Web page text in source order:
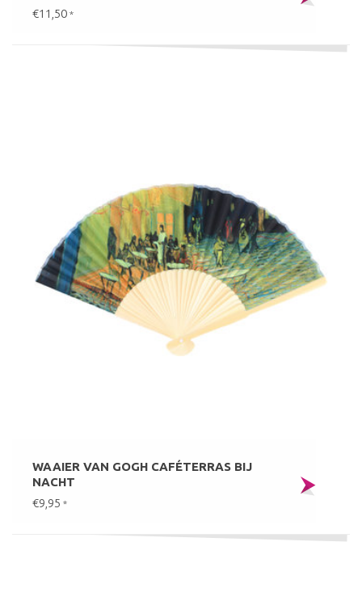
€11,50 *
WAAIER VAN GOGH CAFÉTERRAS BIJ
NACHT
€9,95 *